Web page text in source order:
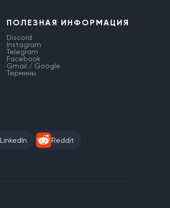
ПОЛЕЗНАЯ ИНФОРМАЦИЯ
Discord
Instagram
Telegram
Facebook
Gmail / Google
Термины
LinkedIn Reddit